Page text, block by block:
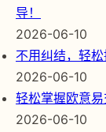
导！
2026-06-10
不用纠结，轻松
2026-06-10
轻松掌握欧意易
2026-06-10